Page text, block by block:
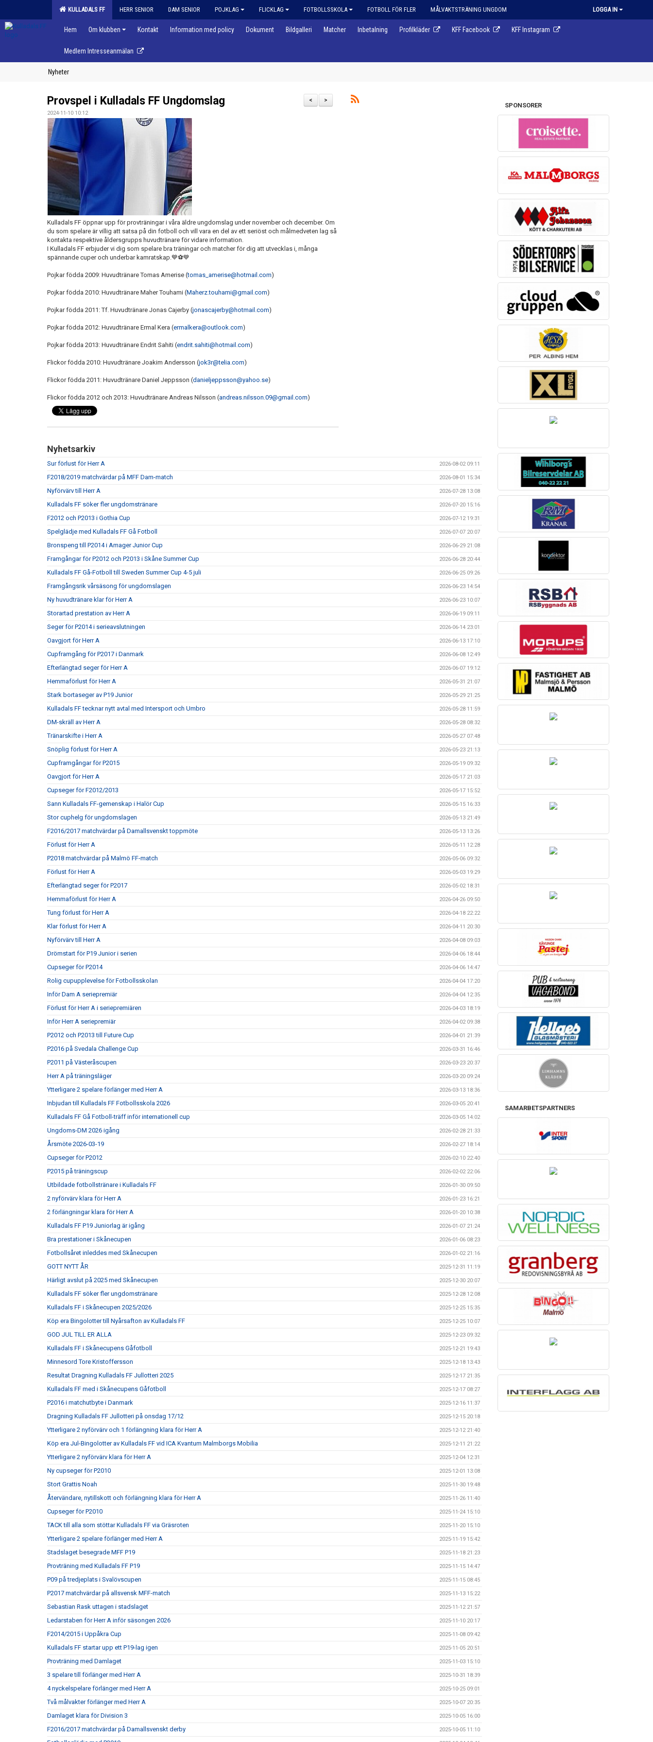
KULLADALS FF HERR SENIOR DAM SENIOR POJKLAG FLICKLAG FOTBOLLSSKOLA FOTBOLL FÖR FLER MÅLVAKTSTRÄNING UNGDOM LOGGA IN
Hem Om klubben Kontakt Information med policy Dokument Bildgalleri Matcher Inbetalning Profilkläder KFF Facebook KFF Instagram
Medlem Intresseanmälan
Nyheter
>
<
Provspel i Kulladals FF Ungdomslag
2024-11-10 10:12
Kulladals FF öppnar upp för provträningar i våra äldre ungdomslag under november och december. Om
du som spelare är villig att satsa på din fotboll och vill vara en del av ett seriöst och målmedveten lag så
kontakta respektive åldersgrupps huvudtränare för vidare information.
I Kulladals FF erbjuder vi dig som spelare bra träningar och matcher för dig att utvecklas i, många
spännande cuper och underbar kamratskap.💙⚽️💙
Pojkar födda 2009: Huvudtränare Tomas Amerise (tomas_amerise@hotmail.com)
Pojkar födda 2010: Huvudtränare Maher Touhami (Maherz.touhami@gmail.com)
Pojkar födda 2011: Tf. Huvudtränare Jonas Cajerby (jonascajerby@hotmail.com)
Pojkar födda 2012: Huvudtränare Ermal Kera (ermalkera@outlook.com)
Pojkar födda 2013: Huvudtränare Endrit Sahiti (endrit.sahiti@hotmail.com)
Flickor födda 2010: Huvudtränare Joakim Andersson (jok3r@telia.com)
Flickor födda 2011: Huvudtränare Daniel Jeppsson (danieljeppsson@yahoo.se)
Flickor födda 2012 och 2013: Huvudtränare Andreas Nilsson (andreas.nilsson.09@gmail.com)
Nyhetsarkiv
Sur förlust för Herr A 2026-08-02 09:11
F2018/2019 matchvärdar på MFF Dam-match 2026-08-01 15:34
Nyförvärv till Herr A 2026-07-28 13:08
Kulladals FF söker fler ungdomstränare 2026-07-20 15:16
F2012 och P2013 i Gothia Cup 2026-07-12 19:31
Spelglädje med Kulladals FF Gå Fotboll 2026-07-07 20:07
Bronspeng till P2014 i Amager Junior Cup 2026-06-29 21:08
Framgångar för P2012 och P2013 i Skåne Summer Cup 2026-06-28 20:44
Kulladals FF Gå-Fotboll till Sweden Summer Cup 4-5 juli 2026-06-25 09:26
Framgångsrik vårsäsong för ungdomslagen 2026-06-23 14:54
Ny huvudtränare klar för Herr A 2026-06-23 10:07
Storartad prestation av Herr A 2026-06-19 09:11
Seger för P2014 i serieavslutningen 2026-06-14 23:01
Oavgjort för Herr A 2026-06-13 17:10
Cupframgång för P2017 i Danmark 2026-06-08 12:49
Efterlängtad seger för Herr A 2026-06-07 19:12
Hemmaförlust för Herr A 2026-05-31 21:07
Stark bortaseger av P19 Junior 2026-05-29 21:25
Kulladals FF tecknar nytt avtal med Intersport och Umbro 2026-05-28 11:59
DM-skräll av Herr A 2026-05-28 08:32
Tränarskifte i Herr A 2026-05-27 07:48
Snöplig förlust för Herr A 2026-05-23 21:13
Cupframgångar för P2015 2026-05-19 09:32
Oavgjort för Herr A 2026-05-17 21:03
Cupseger för F2012/2013 2026-05-17 15:52
Sann Kulladals FF-gemenskap i Halör Cup 2026-05-15 16:33
Stor cuphelg för ungdomslagen 2026-05-13 21:49
F2016/2017 matchvärdar på Damallsvenskt toppmöte 2026-05-13 13:26
Förlust för Herr A 2026-05-11 12:28
P2018 matchvärdar på Malmö FF-match 2026-05-06 09:32
Förlust för Herr A 2026-05-03 19:29
Efterlängtad seger för P2017 2026-05-02 18:31
Hemmaförlust för Herr A 2026-04-26 09:50
Tung förlust för Herr A 2026-04-18 22:22
Klar förlust för Herr A 2026-04-11 20:30
Nyförvärv till Herr A 2026-04-08 09:03
Drömstart för P19 Junior i serien 2026-04-06 18:44
Cupseger för P2014 2026-04-06 14:47
Rolig cupupplevelse för Fotbollsskolan 2026-04-04 17:20
Inför Dam A seriepremiär 2026-04-04 12:35
Förlust för Herr A i seriepremiären 2026-04-03 18:19
Inför Herr A seriepremiär 2026-04-02 09:38
P2012 och P2013 till Future Cup 2026-04-01 21:39
P2016 på Svedala Challenge Cup 2026-03-31 16:46
P2011 på Västeråscupen 2026-03-23 20:37
Herr A på träningsläger 2026-03-20 09:24
Ytterligare 2 spelare förlänger med Herr A 2026-03-13 18:36
Inbjudan till Kulladals FF Fotbollsskola 2026 2026-03-05 20:41
Kulladals FF Gå Fotboll-träff inför internationell cup 2026-03-05 14:02
Ungdoms-DM 2026 igång 2026-02-28 21:33
Årsmöte 2026-03-19 2026-02-27 18:14
Cupseger för P2012 2026-02-10 22:40
P2015 på träningscup 2026-02-02 22:06
Utbildade fotbollstränare i Kulladals FF 2026-01-30 09:50
2 nyförvärv klara för Herr A 2026-01-23 16:21
2 förlängningar klara för Herr A 2026-01-20 10:38
Kulladals FF P19 Juniorlag är igång 2026-01-07 21:24
Bra prestationer i Skånecupen 2026-01-06 08:23
Fotbollsåret inleddes med Skånecupen 2026-01-02 21:16
GOTT NYTT ÅR 2025-12-31 11:19
Härligt avslut på 2025 med Skånecupen 2025-12-30 20:07
Kulladals FF söker fler ungdomstränare 2025-12-28 12:08
Kulladals FF i Skånecupen 2025/2026 2025-12-25 15:35
Köp era Bingolotter till Nyårsafton av Kulladals FF 2025-12-25 10:07
GOD JUL TILL ER ALLA 2025-12-23 09:32
Kulladals FF i Skånecupens Gåfotboll 2025-12-21 19:43
Minnesord Tore Kristoffersson 2025-12-18 13:43
Resultat Dragning Kulladals FF Jullotteri 2025 2025-12-17 21:35
Kulladals FF med i Skånecupens Gåfotboll 2025-12-17 08:27
P2016 i matchutbyte i Danmark 2025-12-16 11:37
Dragning Kulladals FF Jullotteri på onsdag 17/12 2025-12-15 20:18
Ytterligare 2 nyförvärv och 1 förlängning klara för Herr A 2025-12-12 21:40
Köp era Jul-Bingolotter av Kulladals FF vid ICA Kvantum Malmborgs Mobilia 2025-12-11 21:22
Ytterligare 2 nyförvärv klara för Herr A 2025-12-04 12:31
Ny cupseger för P2010 2025-12-01 13:08
Stort Grattis Noah 2025-11-30 19:48
Återvändare, nytillskott och förlängning klara för Herr A 2025-11-26 11:40
Cupseger för P2010 2025-11-24 15:10
TACK till alla som stöttar Kulladals FF via Gräsroten 2025-11-20 15:10
Ytterligare 2 spelare förlänger med Herr A 2025-11-19 15:42
Stadslaget besegrade MFF P19 2025-11-18 21:23
Provträning med Kulladals FF P19 2025-11-15 14:47
P09 på tredjeplats i Svalövscupen 2025-11-15 08:45
P2017 matchvärdar på allsvensk MFF-match 2025-11-13 15:22
Sebastian Rask uttagen i stadslaget 2025-11-12 21:57
Ledarstaben för Herr A inför säsongen 2026 2025-11-10 20:17
F2014/2015 i Uppåkra Cup 2025-11-08 09:42
Kulladals FF startar upp ett P19-lag igen 2025-11-05 20:51
Provträning med Damlaget 2025-11-03 15:10
3 spelare till förlänger med Herr A 2025-10-31 18:39
4 nyckelspelare förlänger med Herr A 2025-10-25 09:01
Två målvakter förlänger med Herr A 2025-10-07 20:35
Damlaget klara för Division 3 2025-10-05 16:00
F2016/2017 matchvärdar på Damallsvenskt derby 2025-10-05 11:10
SPONSORER
SAMARBETSPARTNERS